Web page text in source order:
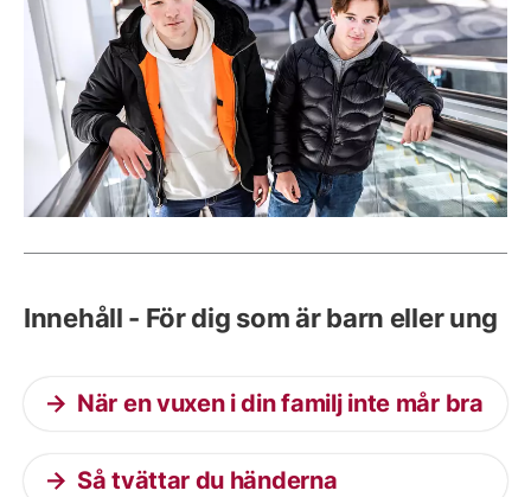
Innehåll - För dig som är barn eller ung
När en vuxen i din familj inte mår bra
Så tvättar du händerna